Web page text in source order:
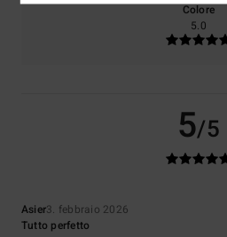
Colore
5.0
5/5
Asier3. febbraio 2026
Tutto perfetto